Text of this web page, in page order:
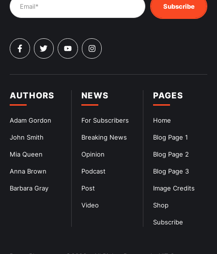
PAGES
Home
Blog Page 1
Blog Page 2
Blog Page 3
Image Credits
Shop
Subscribe
NEWS
For Subscribers
Breaking News
Opinion
Podcast
Post
Video
AUTHORS
Adam Gordon
John Smith
Mia Queen
Anna Brown
Barbara Gray
Subscribe